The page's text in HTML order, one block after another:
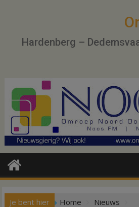
Hardenberg –
Je bent hier Home
Nieuws